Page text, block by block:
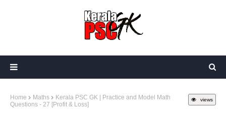
views
Home Maths
Kerala PSC GK | Practice and Model Math
Questions - 27 [Profit & Loss]